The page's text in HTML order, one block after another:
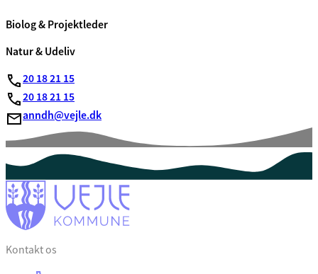
Biolog & Projektleder
Natur & Udeliv
20 18 21 15
20 18 21 15
anndh@vejle.dk
Kontakt os